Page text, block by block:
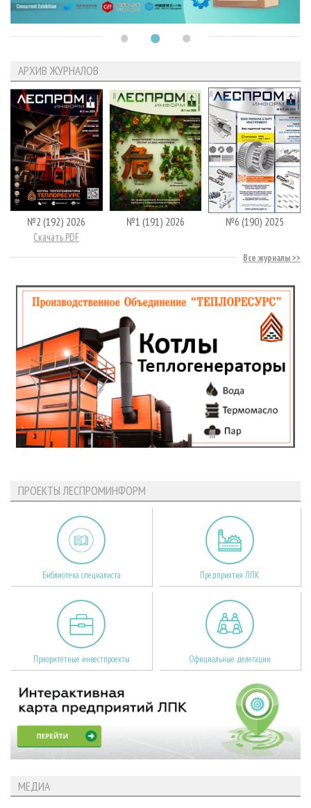
АРХИВ ЖУРНАЛОВ
№2 (192) 2026
Скачать PDF
№1 (191) 2026 №6 (190) 2025
Все журналы
ПРОЕКТЫ ЛЕСПРОМИНФОРМ
Библиотека специалиста Предприятия ЛПК
Приоритетные инвестпроекты Официальные делегации
МЕДИА